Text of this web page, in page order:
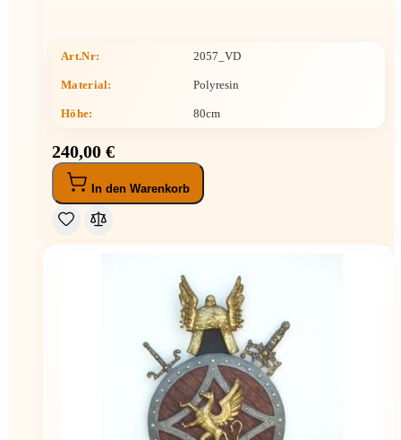
Art.Nr: 2057_VD
Material: Polyresin
Höhe: 80cm
240,00 €
In den Warenkorb